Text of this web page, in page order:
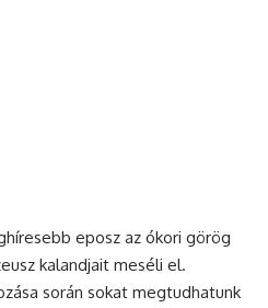
eposz az ókori görög
kalandjait meséli el.
során sokat megtudhatunk